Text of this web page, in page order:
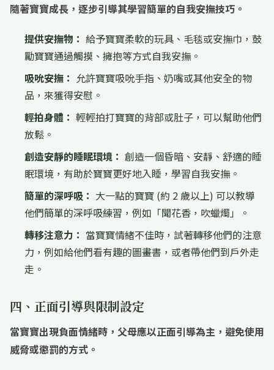
隨著寶寶成長，逐步引導其學習簡單的自我安撫技巧。
提供安撫物： 給予寶寶柔軟的玩具、毛毯或安撫巾，鼓
勵寶寶通過觸摸、擁抱等方式自我安撫。
吸吮安撫： 允許寶寶吸吮手指、奶嘴或其他安全的物
品，來獲得安慰。
輕拍身體： 輕輕拍打寶寶的背部或肚子，可以幫助他們
放鬆。
創造安靜的睡眠環境： 創造一個昏暗、安靜、舒適的睡
眠環境，有助於寶寶更好地入睡，學習自我安撫。
簡單的深呼吸： 大一點的寶寶 (約 2 歲以上) 可以教導
他們簡單的深呼吸練習，例如「聞花香，吹蠟燭」。
轉移注意力： 當寶寶情緒不佳時，試著轉移他們的注意
力，例如給他們看有趣的圖畫書，或者帶他們到戶外走
走。
四、正面引導與限制設定
當寶寶出現負面情緒時，父母應以正面引導為主，避免使用
威脅或懲罰的方式。